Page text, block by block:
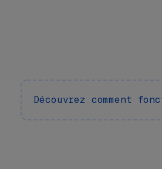
Découvrez comment